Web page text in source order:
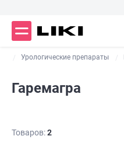
Урологические препараты
Гаремагра
Товаров:2